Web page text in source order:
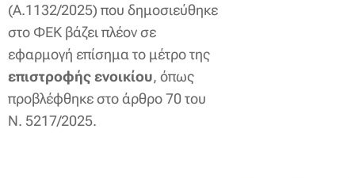
(Α.1132/2025) που δημοσιεύθηκε
στο ΦΕΚ βάζει πλέον σε
εφαρμογή επίσημα το μέτρο της
επιστροφής ενοικίου, όπως
προβλέφθηκε στο άρθρο 70 του
Ν. 5217/2025.